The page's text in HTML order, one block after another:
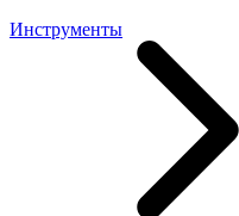
Инструменты